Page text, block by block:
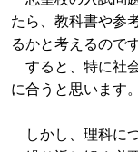
たら、教科書や参
るかと考えるのです
すると、特に社
に合うと思います。
しかし、理科に